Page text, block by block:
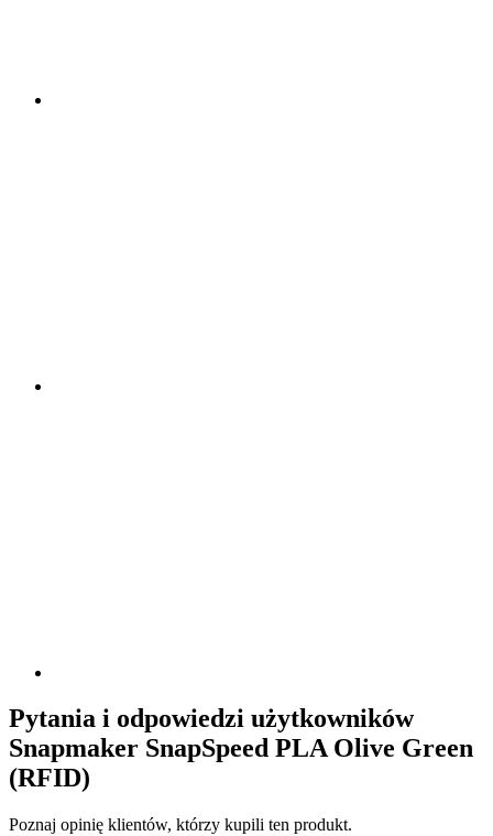
Pytania i odpowiedzi użytkowników
Snapmaker SnapSpeed PLA Olive Green
(RFID)
Poznaj opinię klientów, którzy kupili ten produkt.